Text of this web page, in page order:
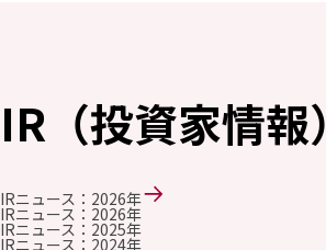
新卒採用（総合・事務職）
キャリア採用
IR（投資家情報）
IRニュース：2026年
IRニュース：2026年
IRニュース：2025年
IRニュース：2024年